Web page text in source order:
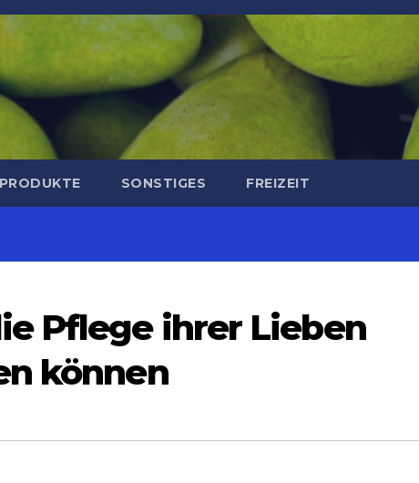
PRODUKTE SONSTIGES FREIZEIT
Pflege ihrer Lieben
können